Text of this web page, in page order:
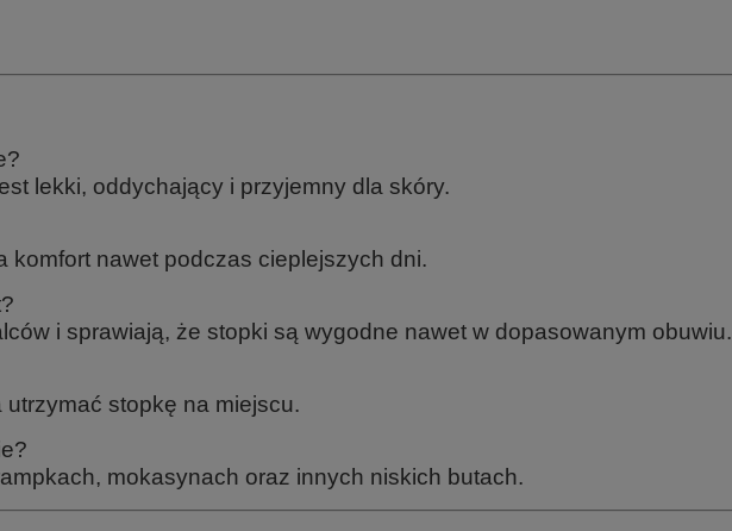
lekki, oddychający i przyjemny dla skóry.
komfort nawet podczas cieplejszych dni.
i sprawiają, że stopki są wygodne nawet w dopasowanym obuwiu.
stopkę na miejscu.
mokasynach oraz innych niskich butach.